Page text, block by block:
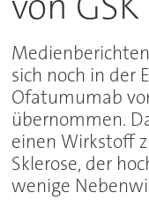
sich noch in der
Ofatumumab
übernommen.
einen Wirkstoff
Sklerose, der
wenige